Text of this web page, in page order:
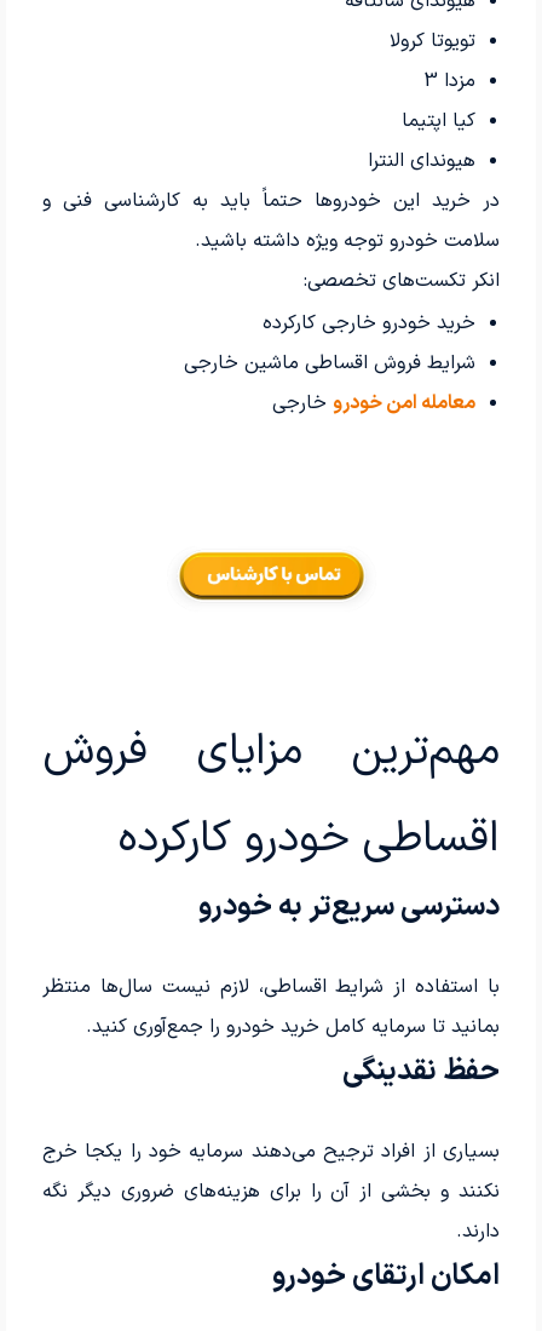
تویوتا کرولا
مزدا 3
کیا اپتیما
هیوندای النترا
در خرید این خودروها حتماً باید به کارشناسی فنی و
سلامت خودرو توجه ویژه داشته باشید.
انکر تکست‌های تخصصی:
خرید خودرو خارجی کارکرده
شرایط فروش اقساطی ماشین خارجی
معامله امن خودروخارجی
مهم‌ترین مزایای فروش
اقساطی خودرو کارکرده
دسترسی سریع‌تر به خودرو
با استفاده از شرایط اقساطی، لازم نیست سال‌ها منتظر
بمانید تا سرمایه کامل خرید خودرو را جمع‌آوری کنید.
حفظ نقدینگی
بسیاری از افراد ترجیح می‌دهند سرمایه خود را یکجا خرج
نکنند و بخشی از آن را برای هزینه‌های ضروری دیگر نگه
دارند.
امکان ارتقای خودرو